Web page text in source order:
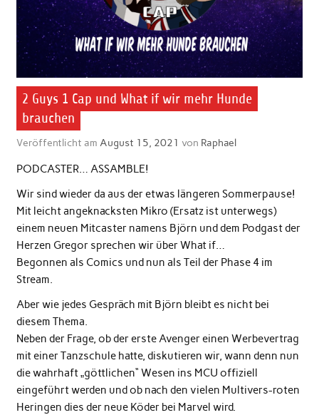
2 Guys 1 Cap und What if wir mehr Hunde
brauchen
Veröffentlicht am August 15, 2021 von Raphael
PODCASTER… ASSAMBLE!
Wir sind wieder da aus der etwas längeren Sommerpause!
Mit leicht angeknacksten Mikro (Ersatz ist unterwegs)
einem neuen Mitcaster namens Björn und dem Podgast der
Herzen Gregor sprechen wir über What if…
Begonnen als Comics und nun als Teil der Phase 4 im
Stream.
Aber wie jedes Gespräch mit Björn bleibt es nicht bei
diesem Thema.
Neben der Frage, ob der erste Avenger einen Werbevertrag
mit einer Tanzschule hatte, diskutieren wir, wann denn nun
die wahrhaft „göttlichen“ Wesen ins MCU offiziell
eingeführt werden und ob nach den vielen Multivers-roten
Heringen dies der neue Köder bei Marvel wird.